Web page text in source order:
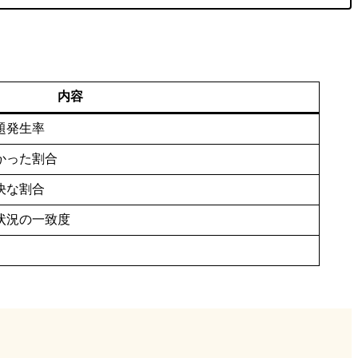
内容
発生率
った割合
な割合
況の一致度